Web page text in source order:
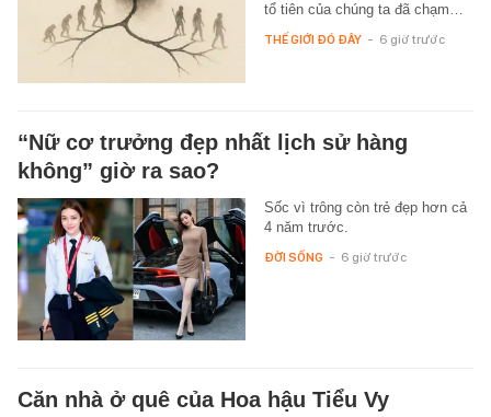
tổ tiên của chúng ta đã chạm…
THẾ GIỚI ĐÓ ĐÂY - 6 giờ trước
“Nữ cơ trưởng đẹp nhất lịch sử hàng
không” giờ ra sao?
Sốc vì trông còn trẻ đẹp hơn cả
4 năm trước.
ĐỜI SỐNG - 6 giờ trước
Căn nhà ở quê của Hoa hậu Tiểu Vy